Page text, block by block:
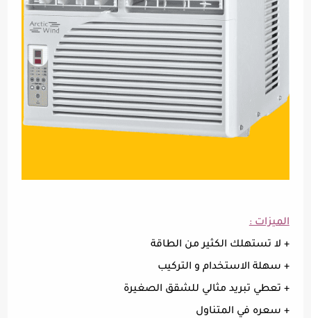
الميزات :
+ لا تستهلك الكثير من الطاقة
+ سهلة الاستخدام و التركيب
+ تعطي تبريد مثالي للشقق الصغيرة
+ سعره في المتناول